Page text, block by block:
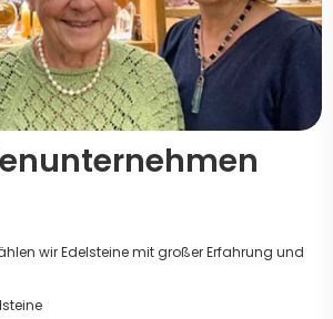
wir Edelsteine mit großer Erfahrung und